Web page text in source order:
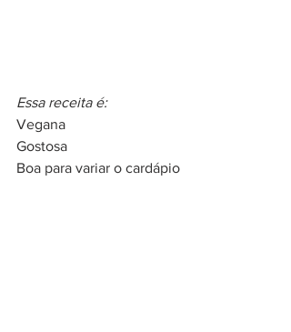
Essa receita é:
Vegana
Gostosa
Boa para variar o cardápio